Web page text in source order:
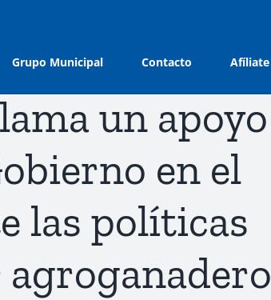
Grupo Municipal Contacto Afíliate
un apoyo
en el
las políticas
agroganadero